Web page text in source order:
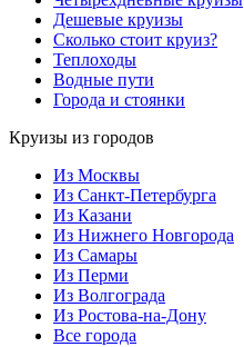
Дешевые круизы
Сколько стоит круиз?
Теплоходы
Водные пути
Города и стоянки
Круизы из городов
Из Москвы
Из Санкт-Петербурга
Из Казани
Из Нижнего Новгорода
Из Самары
Из Перми
Из Волгограда
Из Ростова-на-Дону
Все города